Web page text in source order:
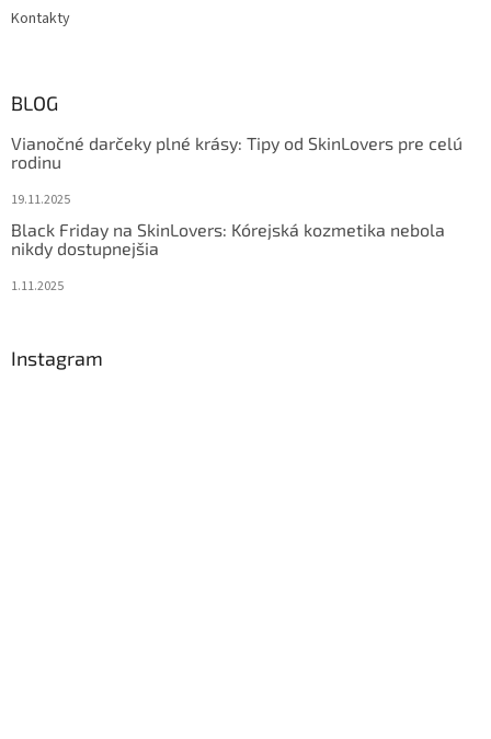
Kontakty
BLOG
Vianočné darčeky plné krásy: Tipy od SkinLovers pre celú
rodinu
19.11.2025
Black Friday na SkinLovers: Kórejská kozmetika nebola
nikdy dostupnejšia
1.11.2025
Instagram